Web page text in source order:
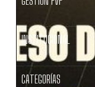
INSTITUCIONAL
CATEGORÍAS